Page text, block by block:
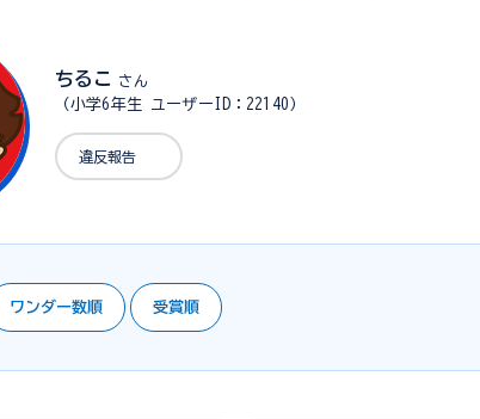
ちるこ さん
（小学6年生 ユーザーID：22140）
違反報告
ワンダー数順 受賞順